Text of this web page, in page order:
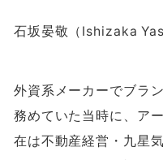
石坂晏敬（Ishizaka
外資系メーカーでブラ
務めていた当時に、ア
在は不動産経営・九星